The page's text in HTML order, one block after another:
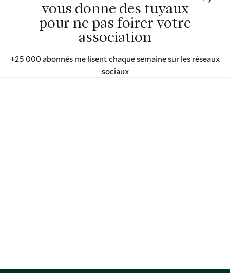
vous donne des tuyaux
pour ne pas foirer votre
association
+25 000 abonnés me lisent chaque semaine sur les réseaux
sociaux